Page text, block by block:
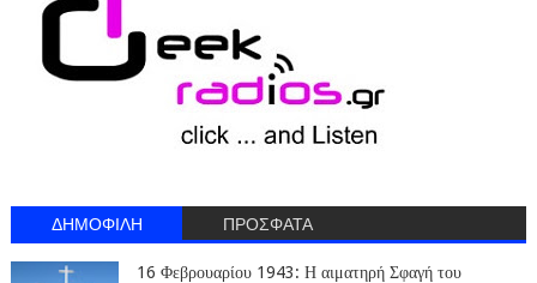
ΔΗΜΟΦΙΛΗ ΠΡΟΣΦΑΤΑ
16 Φεβρουαρίου 1943: Η αιματηρή Σφαγή του